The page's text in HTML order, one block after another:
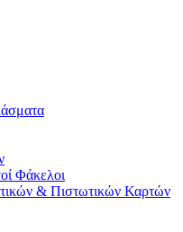
Φάκελοι
& Πιστωτικών Καρτών